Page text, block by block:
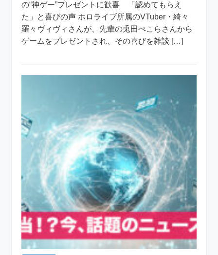
の“神ゲー”プレゼントに歓喜 「認めてもらえ
た」と喜びの声 ホロライブ所属のVTuber・綺々
羅々ヴィヴィさんが、先輩の兎田ぺこらさんから
ゲームをプレゼントされ、その喜びを雑談 […]